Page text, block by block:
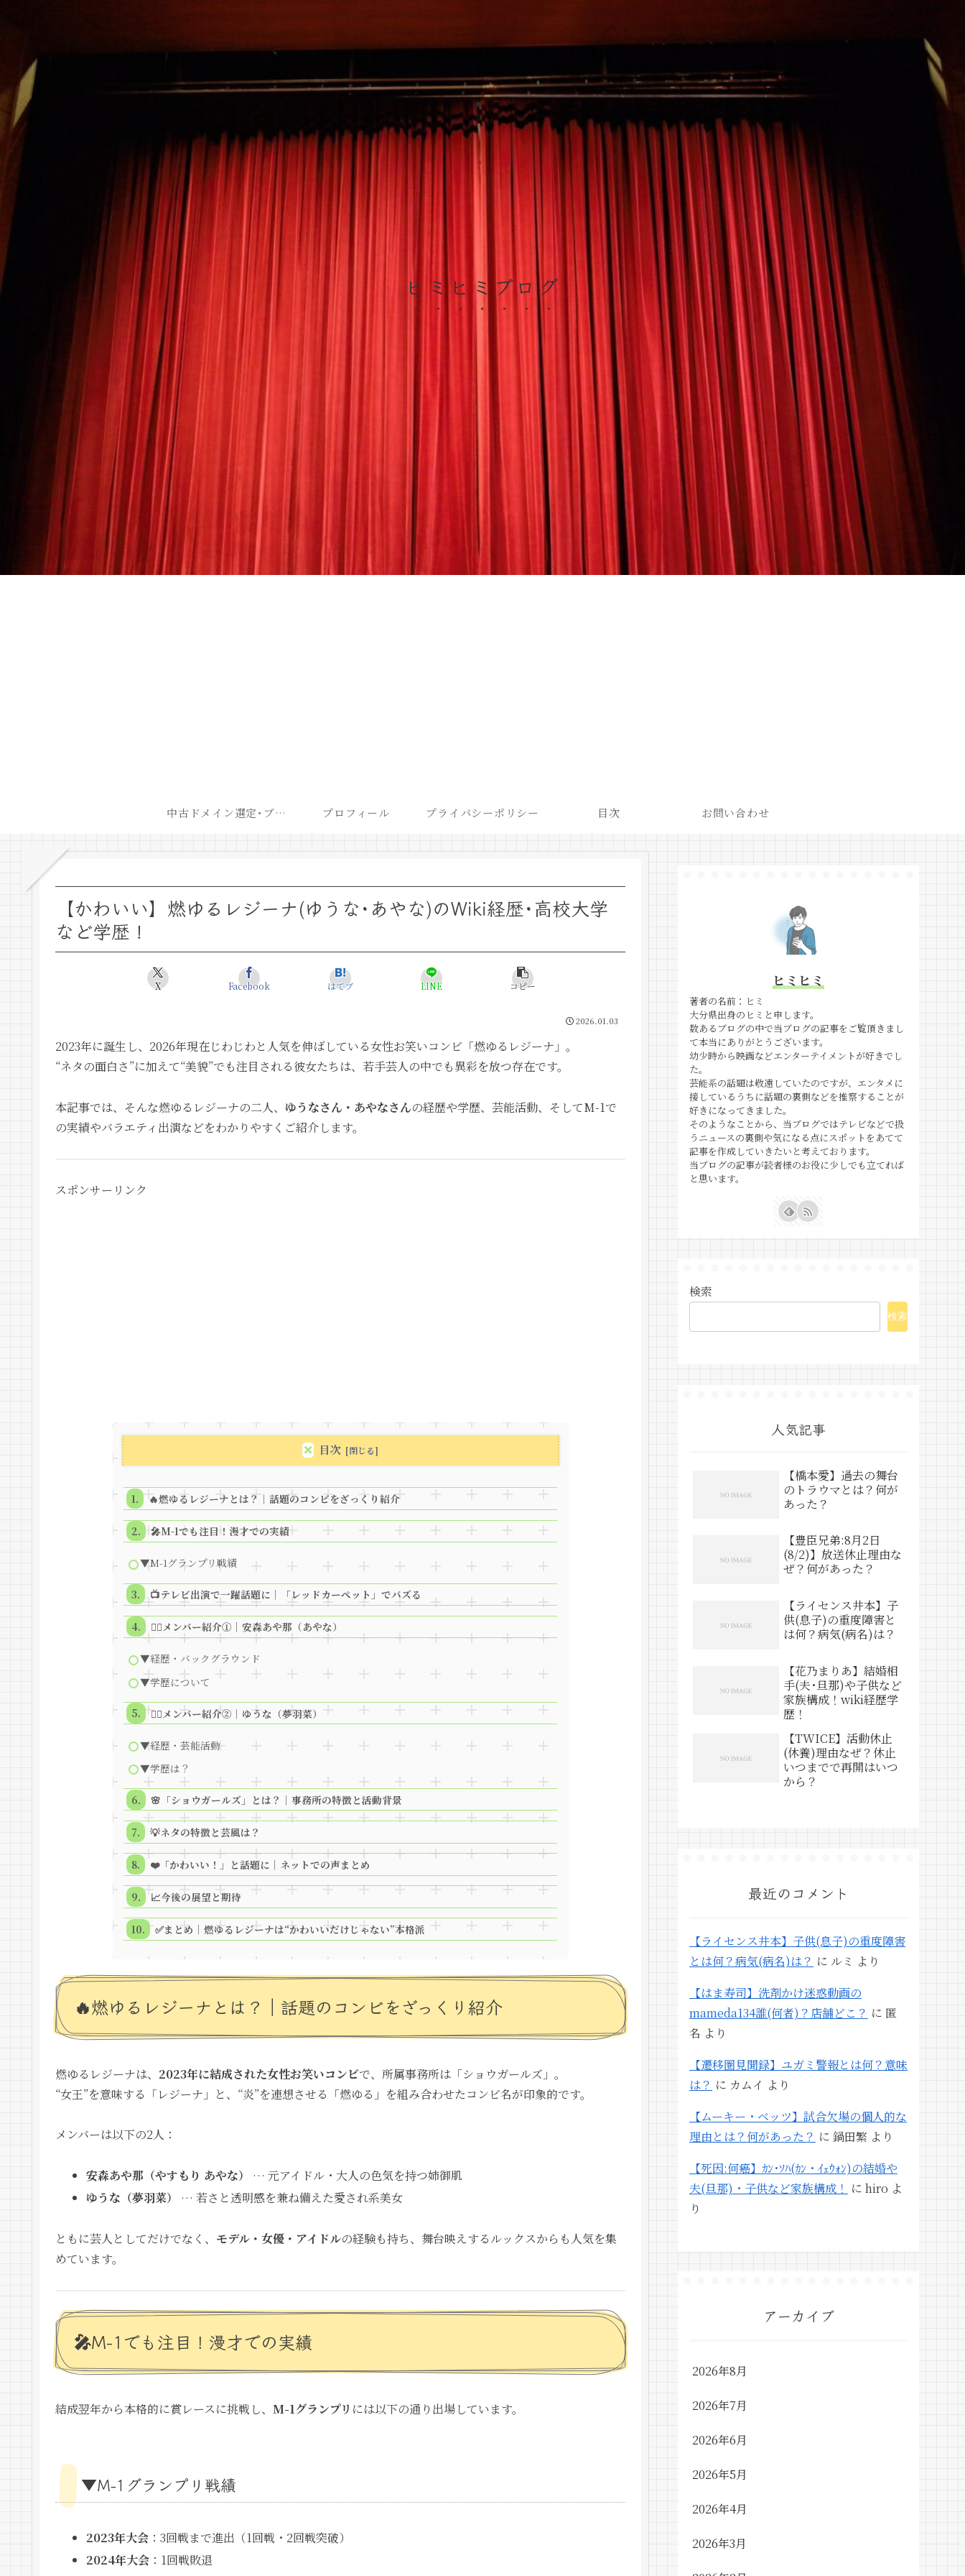
ヒミヒミブログ
中古ドメイン選定･ブログ開設後最短での収益化戦略 プロフィール プライバシーポリシー 目次 お問い合わせ
【かわいい】燃ゆるレジーナ(ゆうな･あやな)のWiki経歴･高校大学
など学歴！
X Facebook はてブ LINE コピー
2026.01.03
2023年に誕生し、2026年現在じわじわと人気を伸ばしている女性お笑いコンビ「燃ゆるレジーナ」。
“ネタの面白さ”に加えて“美貌”でも注目される彼女たちは、若手芸人の中でも異彩を放つ存在です。
本記事では、そんな燃ゆるレジーナの二人、 ゆうなさん・あやなさんの経歴や学歴、芸能活動、そしてM-1で
の実績やバラエティ出演などをわかりやすくご紹介します。
スポンサーリンク
目次
🔥燃ゆるレジーナとは？｜話題のコンビをざっくり紹介
🎤M-1でも注目！漫才での実績
▼M-1グランプリ戦績
📺テレビ出演で一躍話題に｜「レッドカーペット」でバズる
💁‍♀️メンバー紹介①｜安森あや那（あやな）
▼経歴・バックグラウンド
▼学歴について
💁‍♀️メンバー紹介②｜ゆうな（夢羽菜）
▼経歴・芸能活動
▼学歴は？
🌸「ショウガールズ」とは？｜事務所の特徴と活動背景
💡ネタの特徴と芸風は？
❤️「かわいい！」と話題に｜ネットでの声まとめ
📈今後の展望と期待
✅まとめ｜燃ゆるレジーナは“かわいいだけじゃない”本格派
🔥燃ゆるレジーナとは？｜話題のコンビをざっくり紹介
燃ゆるレジーナは、 2023年に結成された女性お笑いコンビで、所属事務所は「ショウガールズ」。
“女王”を意味する「レジーナ」と、“炎”を連想させる「燃ゆる」を組み合わせたコンビ名が印象的です。
メンバーは以下の2人：
安森あや那（やすもり あやな）
… 元アイドル・大人の色気を持つ姉御肌
ゆうな（夢羽菜）
… 若さと透明感を兼ね備えた愛され系美女
ともに芸人としてだけでなく、 モデル・女優・アイドルの経験も持ち、舞台映えするルックスからも人気を集
めています。
🎤M-1でも注目！漫才での実績
結成翌年から本格的に賞レースに挑戦し、 M-1グランプリ には以下の通り出場しています。
▼M-1グランプリ戦績
2023年大会 ：3回戦まで進出（1回戦・2回戦突破）
2024年大会 ：1回戦敗退
ヒミヒミ
著者の名前：ヒミ
大分県出身のヒミと申します。
数あるブログの中で当ブログの記事をご覧頂きまし
て本当にありがとうございます。
幼少時から映画などエンターテイメントが好きでし
た。
芸能系の話題は敬遠していたのですが、エンタメに
接しているうちに話題の裏側などを推察することが
好きになってきました。
そのようなことから、当ブログではテレビなどで扱
うニュースの裏側や気になる点にスポットをあてて
記事を作成していきたいと考えております。
当ブログの記事が読者様のお役に少しでも立てれば
と思います。
検索
検索
人気記事
【橋本愛】過去の舞台
のトラウマとは？何が
あった？
【豊臣兄弟:8月2日
(8/2)】放送休止理由な
ぜ？何があった？
【ライセンス井本】子
供(息子)の重度障害と
は何？病気(病名)は？
【花乃まりあ】結婚相
手(夫･旦那)や子供など
家族構成！wiki経歴学
歴！
【TWICE】活動休止
(休養)理由なぜ？休止
いつまでで再開はいつ
から？
最近のコメント
【ライセンス井本】子供(息子)の重度障害
とは何？病気(病名)は？ に ルミ より
【はま寿司】洗剤かけ迷惑動画の
mameda134誰(何者)？店舗どこ？ に 匿
名 より
【遷移圏見聞録】ユガミ警報とは何？意味
は？ に カムイ より
【ムーキー・ベッツ】試合欠場の個人的な
理由とは？何があった？ に 鍋田繁 より
【死因:何癌】ｶﾝ･ｿﾊ(ｶﾝ・ｲｪｳｫﾝ)の結婚や
夫(旦那)・子供など家族構成！ に hiro よ
り
アーカイブ
2026年8月
2026年7月
2026年6月
2026年5月
2026年4月
2026年3月